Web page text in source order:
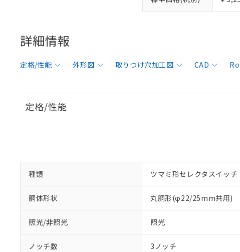
詳細情報
定格/性能 外形図 取りつけ穴加工図 CAD
定格/性能
種類 ツマミ形セレクタスイッチ
胴体形状 丸胴形(φ22/25mm共用)
照光/非照光 照光
ノッチ数 3ノッチ